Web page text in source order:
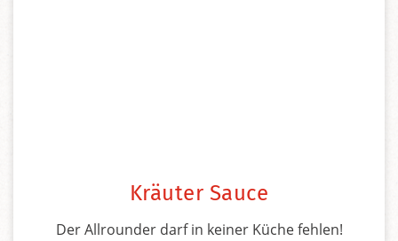
Kräuter Sauce
Der Allrounder darf in keiner Küche fehlen!